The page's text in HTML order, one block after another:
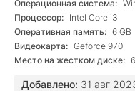
Операционная система:
Процессор: Intel Core i3
Оперативная память: 6 GB
Видеокарта: Geforce 970
Место на жестком диске:
Добавлено: 31 авг